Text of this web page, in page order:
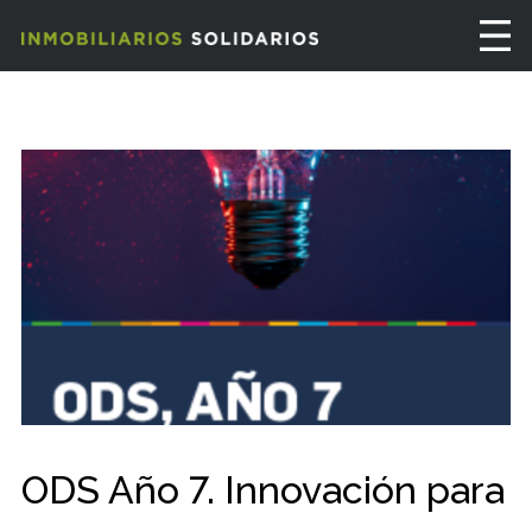
ODS Año 7. Innovación para